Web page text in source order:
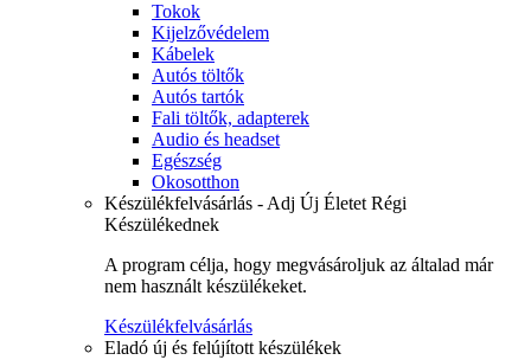
Tokok
Kijelzővédelem
Kábelek
Autós töltők
Autós tartók
Fali töltők, adapterek
Audio és headset
Egészség
Okosotthon
Készülékfelvásárlás - Adj Új Életet Régi
Készülékednek
A program célja, hogy megvásároljuk az általad már
nem használt készülékeket.
Készülékfelvásárlás
Eladó új és felújított készülékek